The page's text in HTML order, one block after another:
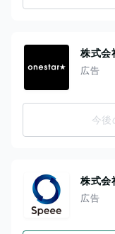
株式会
広告
今
株式会
広告